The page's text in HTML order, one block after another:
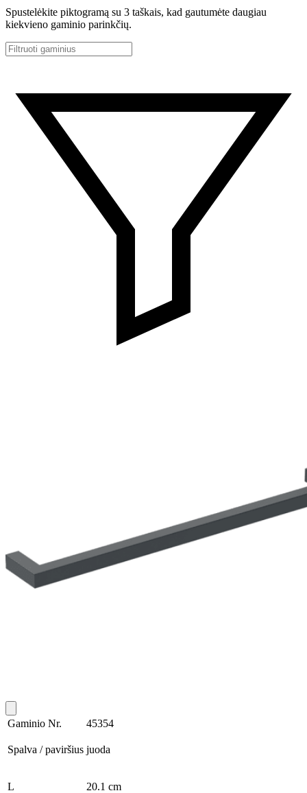
Spustelėkite piktogramą su 3 taškais, kad gautumėte daugiau
kiekvieno gaminio parinkčių.
Gaminio Nr. 45354
Spalva / paviršius juoda
L 20.1 cm